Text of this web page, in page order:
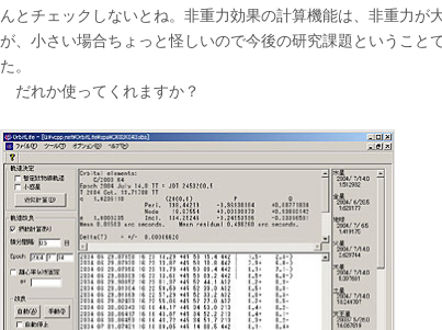
んとチェックしないとね。非重力効果の計算機能は、非重力が
が、小さい場合ちょっと怪しいので今後の研究課題ということ
た。
だれか使ってくれますか？